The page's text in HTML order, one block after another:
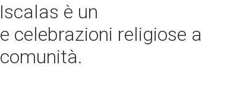
è un
celebrazioni religiose a